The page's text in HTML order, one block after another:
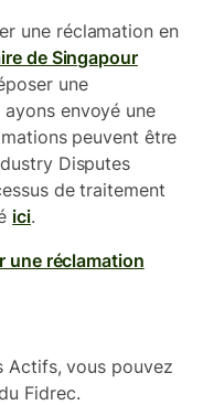
une réclamation en
de Singapour
une
envoyé une
peuvent être
Disputes
de traitement
ici.
une réclamation
Actifs, vous pouvez
Fidrec.